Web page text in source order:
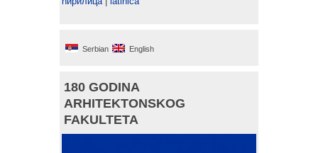
Serbian English
180 GODINA
ARHITEKTONSKOG
FAKULTETA